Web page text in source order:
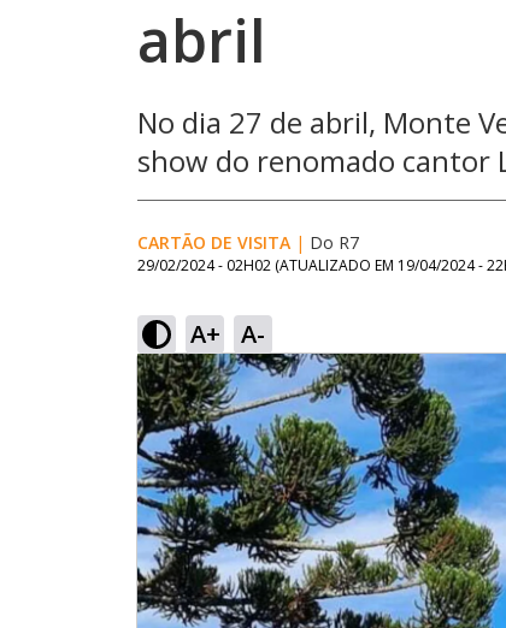
abril
No dia 27 de abril, Monte
show do renomado cantor
CARTÃO DE VISITA | Do R7
29/02/2024 - 02H02 (ATUALIZADO EM 19/04/2024 -
A+ A-